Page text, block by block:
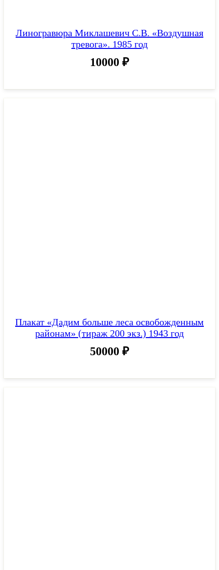
Линогравюра Миклашевич С.В. «Воздушная
тревога». 1985 год
10000 ₽
Плакат «Дадим больше леса освобожденным
районам» (тираж 200 экз.) 1943 год
50000 ₽